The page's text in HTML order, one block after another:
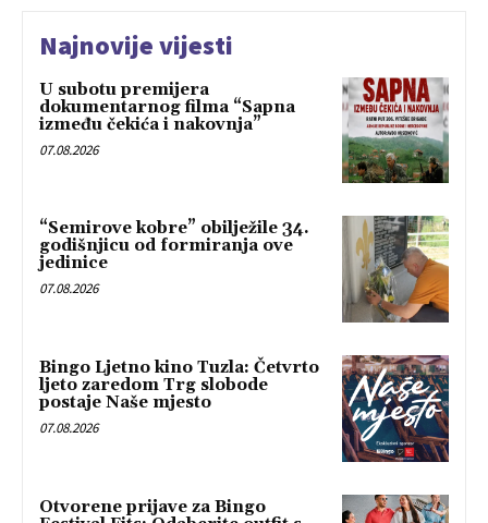
Najnovije vijesti
U subotu premijera
dokumentarnog filma “Sapna
između čekića i nakovnja”
07.08.2026
“Semirove kobre” obilježile 34.
godišnjicu od formiranja ove
jedinice
07.08.2026
Bingo Ljetno kino Tuzla: Četvrto
ljeto zaredom Trg slobode
postaje Naše mjesto
07.08.2026
Otvorene prijave za Bingo